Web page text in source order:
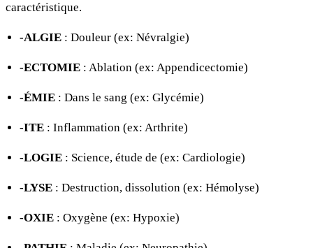
caractéristique.
-ALGIE : Douleur (ex: Névralgie)
-ECTOMIE : Ablation (ex: Appendicectomie)
-ÉMIE : Dans le sang (ex: Glycémie)
-ITE : Inflammation (ex: Arthrite)
-LOGIE : Science, étude de (ex: Cardiologie)
-LYSE : Destruction, dissolution (ex: Hémolyse)
-OXIE : Oxygène (ex: Hypoxie)